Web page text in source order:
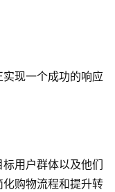
现一个成功的响应
用户群体以及他们
购物流程和提升转